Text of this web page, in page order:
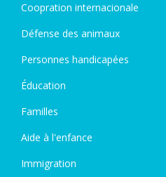
Coopration internacionale
Défense des animaux
Personnes handicapées
Éducation
Familles
Aide à l'enfance
Immigration